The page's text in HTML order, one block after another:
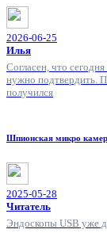
2026-06-25
Илья
Согласен, что
нужно подтвердить.
получился
Шпионская микро
2025-05-28
Читатель
Эндоскопы USB уже